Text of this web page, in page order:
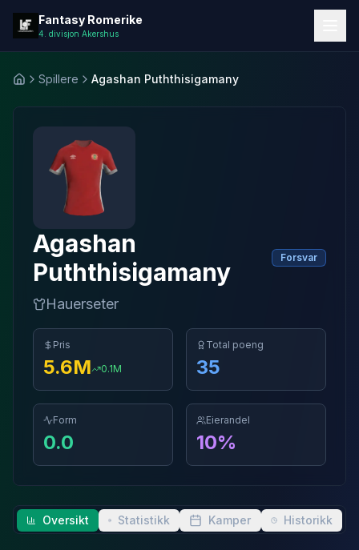
Fantasy Romerike
4. divisjon Akershus
Hjem Spillere Agashan Puththisigamany
Agashan
Puththisigamany
Forsvar
Hauerseter
Pris
5.6M 0.1M
Total poeng
35
Form
0.0
Eierandel
10%
Oversikt Statistikk Kamper Historikk
Fantasy Romerike